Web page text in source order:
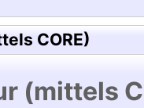
CORE)
(mittels